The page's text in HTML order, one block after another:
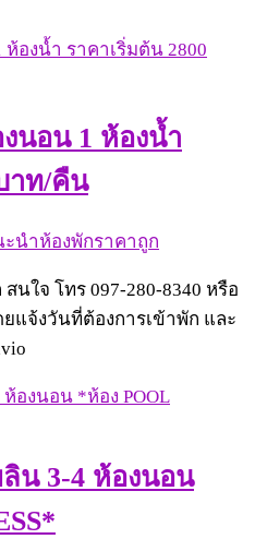
นอน 1 ห้องน้ำ
าท/คืน
นำห้องพักราคาถูก
นใจ โทร 097-280-8340 หรือ
แจ้งวันที่ต้องการเข้าพัก และ
น 3-4 ห้องนอน